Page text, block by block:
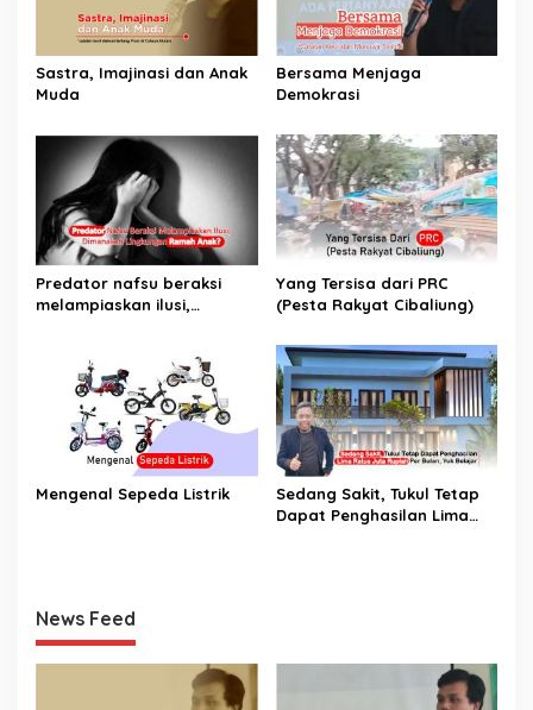
Sastra, Imajinasi dan Anak
Muda
Bersama Menjaga
Demokrasi
Predator nafsu beraksi
melampiaskan ilusi,
Yang Tersisa dari PRC
(Pesta Rakyat Cibaliung)
Mengenal Sepeda Listrik
Sedang Sakit, Tukul Tetap
Dapat Penghasilan Lima
News Feed